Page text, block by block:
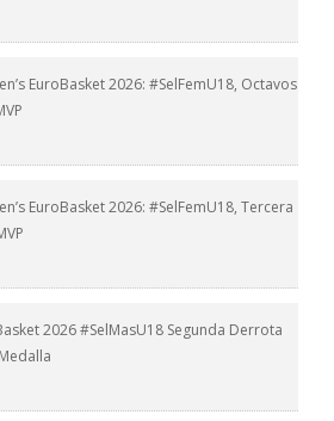
EuroBasket 2026: #SelFemU18, Octavos
EuroBasket 2026: #SelFemU18, Tercera
2026 #SelMasU18 Segunda Derrota